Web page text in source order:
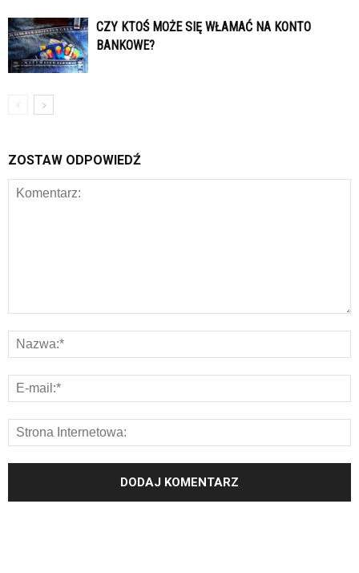
CZY KTOŚ MOŻE SIĘ WŁAMAĆ NA KONTO
BANKOWE?
ZOSTAW ODPOWIEDŹ